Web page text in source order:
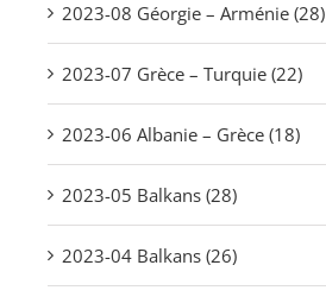
2023-08 Géorgie – Arménie (28)
2023-07 Grèce – Turquie (22)
2023-06 Albanie – Grèce (18)
2023-05 Balkans (28)
2023-04 Balkans (26)